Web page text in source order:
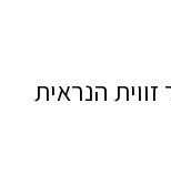
הנראית